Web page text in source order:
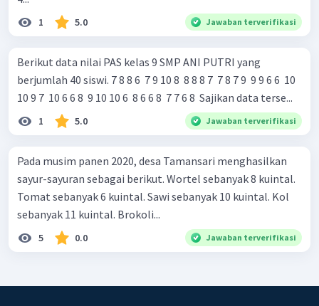
1 5.0 Jawaban terverifikasi
Berikut data nilai PAS kelas 9 SMP ANI PUTRI yang
berjumlah 40 siswi. 7 8 8 6 ​ 7 9 10 8 ​ 8 8 8 7 ​ 7 8 7 9 ​ 9 9 6 6 ​ 10
10 9 7 ​ 10 6 6 8 ​ 9 10 10 6 ​ 8 6 6 8 ​ 7 7 6 8 ​ Sajikan data terse...
1 5.0 Jawaban terverifikasi
Pada musim panen 2020, desa Tamansari menghasilkan
sayur-sayuran sebagai berikut. Wortel sebanyak 8 kuintal.
Tomat sebanyak 6 kuintal. Sawi sebanyak 10 kuintal. Kol
sebanyak 11 kuintal. Brokoli...
5 0.0 Jawaban terverifikasi